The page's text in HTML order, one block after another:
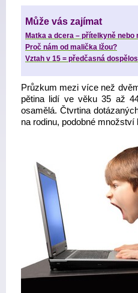
Může vás zajímat
Matka a dcera – přítelkyně nebo
Proč nám od malička lžou?
Vztah v 15 = předčasná
Průzkum mezi více než
pětina lidí ve věku 35 až
osamělá. Čtvrtina
na rodinu, podobné